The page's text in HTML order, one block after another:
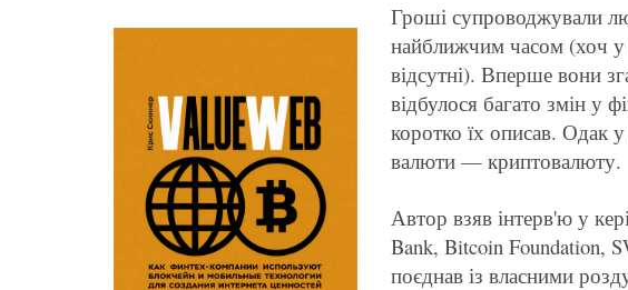
Гроші супроводжували
найближчим часом (хоч
відсутні). Вперше вони
відбулося багато змін у
коротко їх описав. Одак
валюти — криптовалюту.
Автор взяв інтерв'ю у
Bank, Bitcoin Foundation,
поєднав із власними